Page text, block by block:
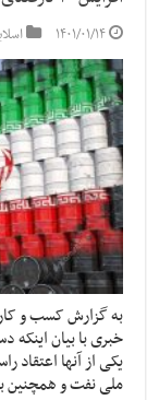
۱۴۰۱/۰۱/۱۴
به گزارش کسب و
خبری با بیان
یکی از آنها
ملی نفت و همچنین